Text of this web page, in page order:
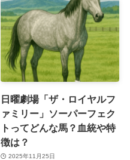
日曜劇場「ザ・ロイヤルフ
ァミリー」ソーパーフェク
トってどんな馬？血統や特
徴は？
2025年11月25日